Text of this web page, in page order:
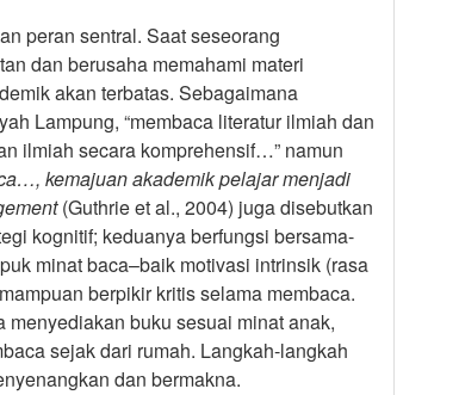
peran sentral. Saat seseorang
dan berusaha memahami materi
akan terbatas. Sebagaimana
Lampung, “membaca literatur ilmiah dan
ilmiah secara komprehensif…” namun
kemajuan akademik pelajar menjadi
(Guthrie et al., 2004) juga disebutkan
kognitif; keduanya berfungsi bersama-
minat baca–baik motivasi intrinsik (rasa
berpikir kritis selama membaca.
buku sesuai minat anak,
sejak dari rumah. Langkah-langkah
dan bermakna.